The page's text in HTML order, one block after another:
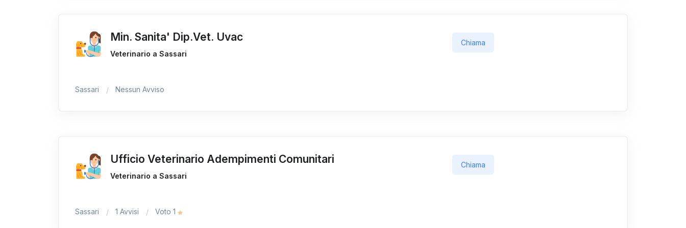
Min. Sanita' Dip.Vet. Uvac
Veterinario a Sassari
Chiama
Sassari Nessun Avviso
Ufficio Veterinario Adempimenti Comunitari
Veterinario a Sassari
Chiama
Sassari 1 Avvisi Voto 1